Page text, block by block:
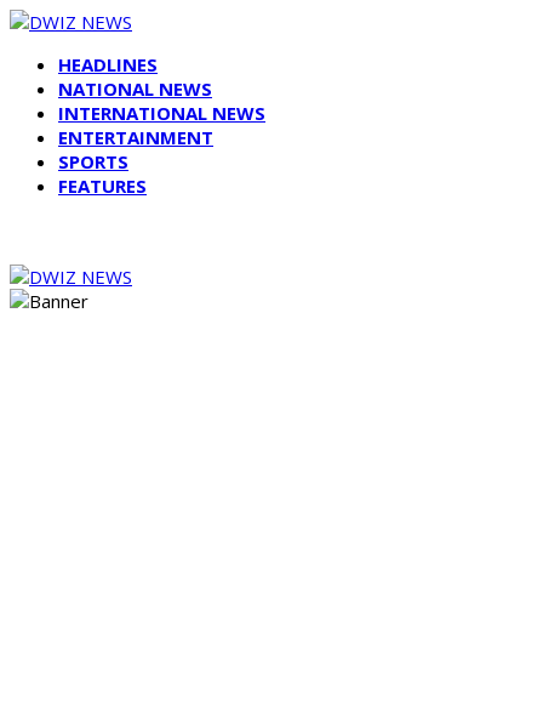
HEADLINES
NATIONAL NEWS
INTERNATIONAL NEWS
ENTERTAINMENT
SPORTS
FEATURES